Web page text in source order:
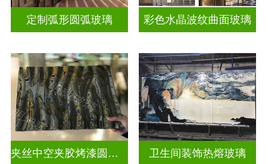
定制弧形圆弧玻璃 彩色水晶波纹曲面玻璃
夹丝中空夹胶烤漆圆弧玻璃 卫生间装饰热熔玻璃